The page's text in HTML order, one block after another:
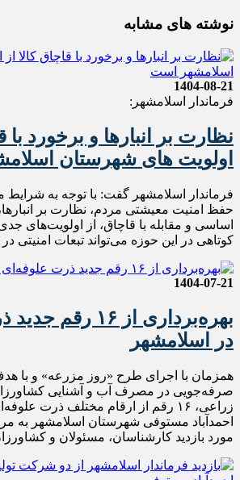
نوشته های مشابه
1404-08-21
فرماندار اسلامشهر:
نظارت بر انبارها و برخورد با
اولویت های شهرستان
فرماندار اسلامشهر گفت: با توجه به
حفظ امنیت معیشتی مردم، نظارت بر انبارها،
اساسی و مقابله با قاچاق، از اولویت‌های
کوتاهی در این حوزه می‌تواند تبعات امنیتی
1404-07-21
بهره‌برداری از ۱۶
در اسلامشهر
همزمان با اجرای طرح «روز مزرعه» و با
صرفه‌جویی در مصرف آب و آشنایی
زراعی، ۱۶ رقم از ارقام مختلف ذرت
احمدآباد مستوفی شهرستان اسلامشهر به
مورد بازدید کارشناسان، مسئولان و